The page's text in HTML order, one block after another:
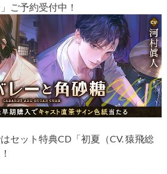
ご予約受付中！
セット特典CD「初夏（CV. 猿飛総